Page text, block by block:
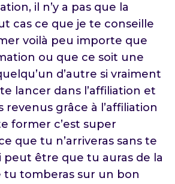
il n’y a pas que la
cas ce que je te conseille
voilà peu importe que
ou que ce soit une
d’autre si vraiment
lancer dans l’affiliation et
revenus grâce à l’affiliation
former c’est super
que tu n’arriveras sans te
être que tu auras de la
tu tomberas sur un bon